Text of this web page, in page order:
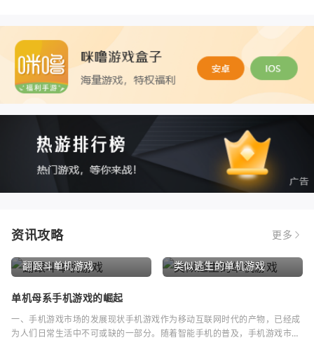
资讯攻略 更多
翻跟斗单机游戏 类似逃生的单机游戏
单机母系手机游戏的崛起
一、手机游戏市场的发展现状手机游戏作为移动互联网时代的产物，已经成
为人们日常生活中不可或缺的一部分。随着智能手机的普及，手机游戏市场